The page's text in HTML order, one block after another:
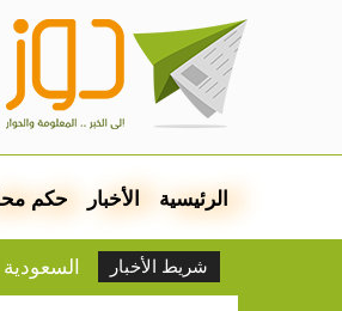
الرئيسية الأخبار حكم
شريط الأخبار
الجيش